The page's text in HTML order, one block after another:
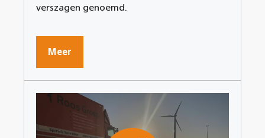
verszagen genoemd.
Meer